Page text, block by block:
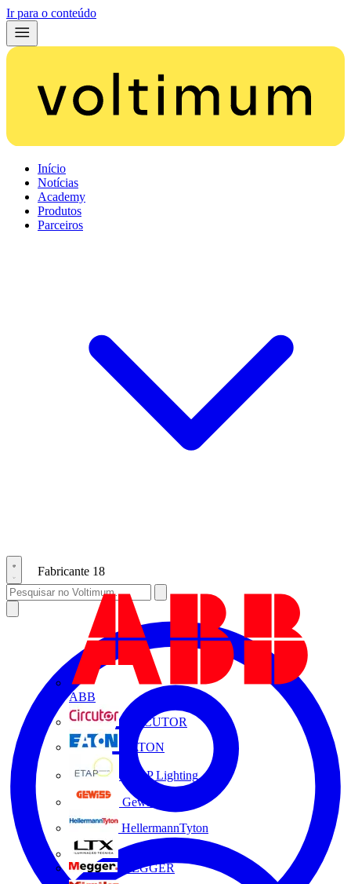
Ir para o conteúdo
Início
Notícias
Academy
Produtos
Parceiros
Fabricante 18
ABB
CIRCUTOR
EATON
ETAP Lighting
Gewiss
HellermannTyton
MEGGER